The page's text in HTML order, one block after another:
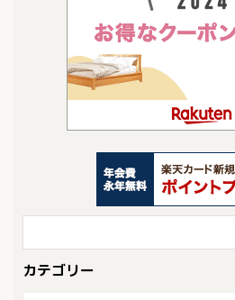
カテゴリー